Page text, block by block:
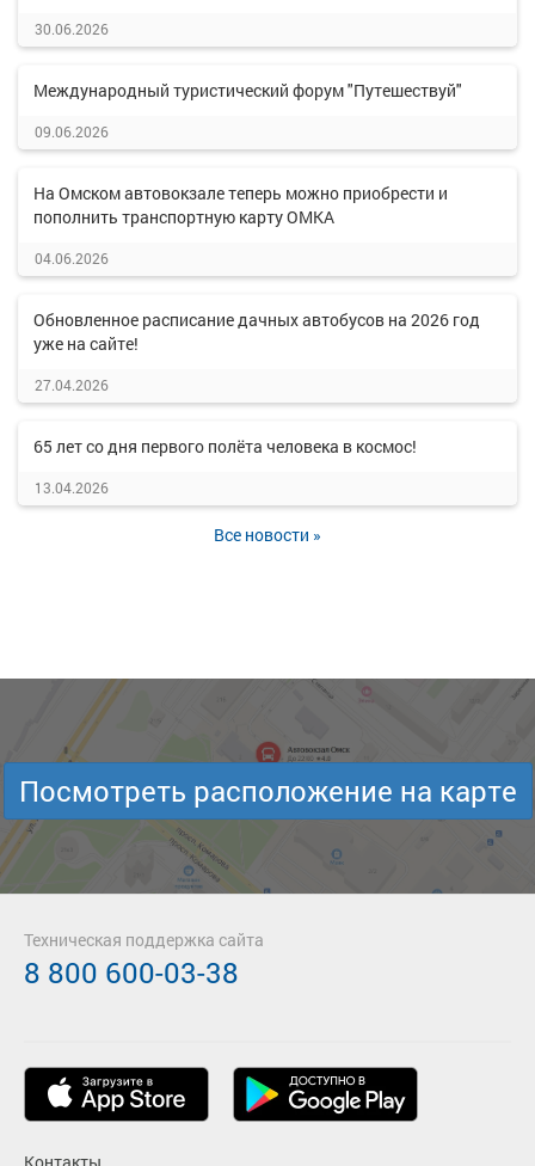
30.06.2026
Международный туристический форум "Путешествуй"
09.06.2026
На Омском автовокзале теперь можно приобрести и
пополнить транспортную карту ОМКА
04.06.2026
Обновленное расписание дачных автобусов на 2026 год
уже на сайте!
27.04.2026
65 лет со дня первого полёта человека в космос!
13.04.2026
Все новости »
Посмотреть расположение на карте
Техническая поддержка сайта
8 800 600-03-38